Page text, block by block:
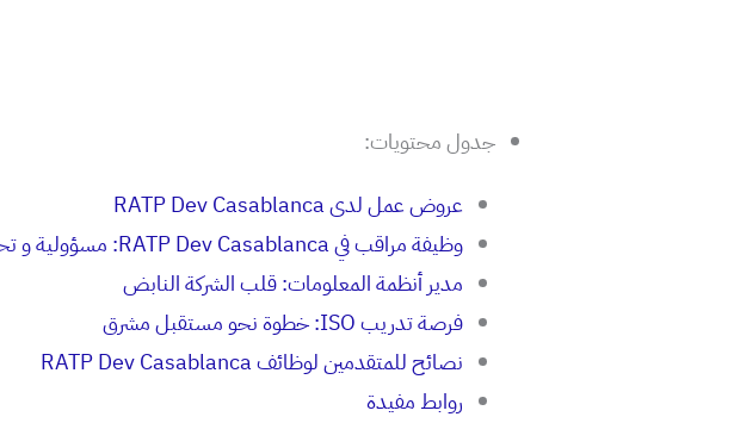
جدول محتويات:
عروض عمل لدى RATP Dev Casablanca
وظيفة مراقب في RATP Dev Casablanca: مسؤولية و تحدي
مدير أنظمة المعلومات: قلب الشركة النابض
فرصة تدريب ISO: خطوة نحو مستقبل مشرق
نصائح للمتقدمين لوظائف RATP Dev Casablanca
روابط مفيدة